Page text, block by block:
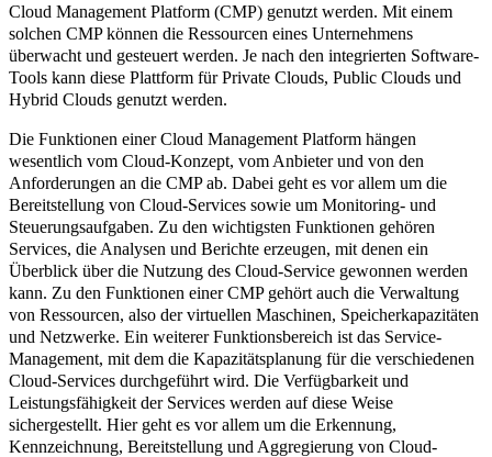
Cloud Management Platform (CMP) genutzt werden. Mit einem
solchen CMP können die Ressourcen eines Unternehmens
überwacht und gesteuert werden. Je nach den integrierten Software-
Tools kann diese Plattform für Private Clouds, Public Clouds und
Hybrid Clouds genutzt werden.
Die Funktionen einer Cloud Management Platform hängen
wesentlich vom Cloud-Konzept, vom Anbieter und von den
Anforderungen an die CMP ab. Dabei geht es vor allem um die
Bereitstellung von Cloud-Services sowie um Monitoring- und
Steuerungsaufgaben. Zu den wichtigsten Funktionen gehören
Services, die Analysen und Berichte erzeugen, mit denen ein
Überblick über die Nutzung des Cloud-Service gewonnen werden
kann. Zu den Funktionen einer CMP gehört auch die Verwaltung
von Ressourcen, also der virtuellen Maschinen, Speicherkapazitäten
und Netzwerke. Ein weiterer Funktionsbereich ist das Service-
Management, mit dem die Kapazitätsplanung für die verschiedenen
Cloud-Services durchgeführt wird. Die Verfügbarkeit und
Leistungsfähigkeit der Services werden auf diese Weise
sichergestellt. Hier geht es vor allem um die Erkennung,
Kennzeichnung, Bereitstellung und Aggregierung von Cloud-